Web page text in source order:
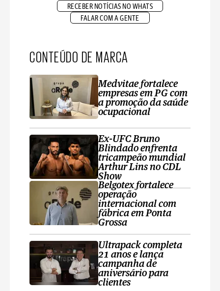
RECEBER NOTÍCIAS NO WHATS
FALAR COM A GENTE
CONTEÚDO DE MARCA
Medvitae fortalece
empresas em PG com
a promoção da saúde
ocupacional
Ex-UFC Bruno
Blindado enfrenta
tricampeão mundial
Arthur Lins no CDL
Show
Belgotex fortalece
operação
internacional com
fábrica em Ponta
Grossa
Ultrapack completa
21 anos e lança
campanha de
aniversário para
clientes